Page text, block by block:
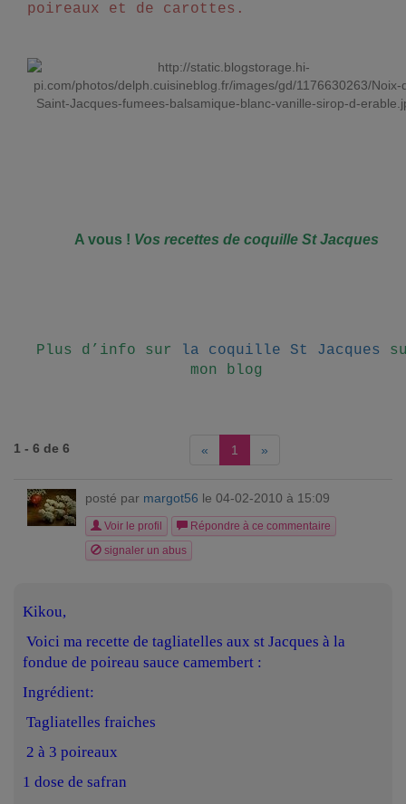
poireaux et de carottes.
A vous ! Vos recettes de coquille St Jacques
Plus d’info sur la coquille St Jacques
mon blog
1 - 6 de 6 « 1 »
posté par margot56 le 04-02-2010 à 15:09
Voir le profil
Répondre à ce commentaire
signaler un abus
Kikou,
Voici ma recette de tagliatelles aux st Jacques à la
fondue de poireau sauce camembert :
Ingrédient:
Tagliatelles fraiches
2 à 3 poireaux
1 dose de safran